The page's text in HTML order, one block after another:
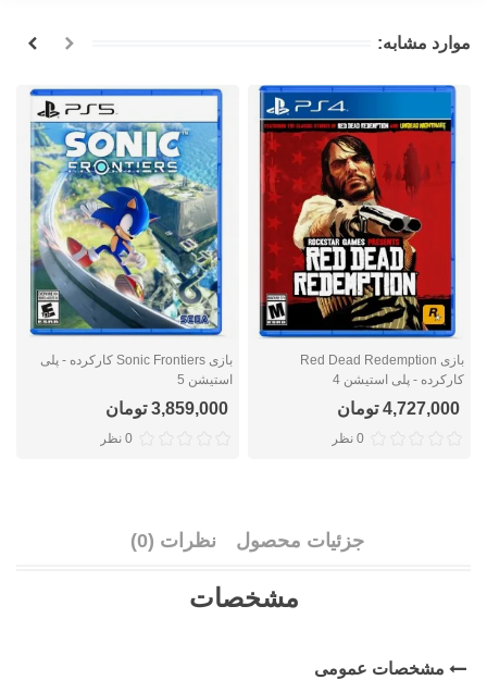
موارد مشابه:
بازی Red Dead Redemption
کارکرده - پلی استیشن 4
4,727,000 تومان
0 نظر
بازی Sonic Frontiers کارکرده - پلی
استیشن 5
3,859,000 تومان
0 نظر
جزئیات محصول نظرات (0)
مشخصات
مشخصات عمومی